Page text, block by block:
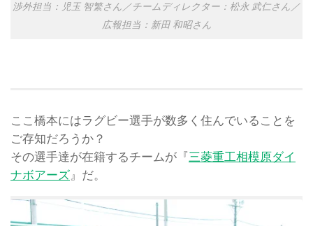
渉外担当：児玉 智繁さん／チームディレクター：松永 武仁さん／
広報担当：新田 和昭さん
ここ橋本にはラグビー選手が数多く住んでいることを
ご存知だろうか？
その選手達が在籍するチームが『三菱重工相模原ダイ
ナボアーズ 』だ。